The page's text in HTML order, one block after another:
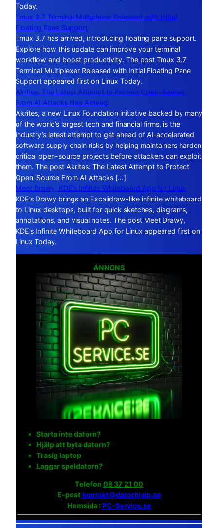
Today.
Tmux 3.7 Terminal Multiplexer Released with Initial
Floating Pane Support
Tmux 3.7 has arrived, introducing floating pane support.
Explore how this update can improve your terminal
workflow and boost productivity. The post Tmux 3.7
Terminal Multiplexer Released with Initial Floating Pane
Support appeared first on Linux Today.
Akrites: The Latest Attempt to Protect Open-Source
From AI Attacks Has Arrived
Akrites, a new Linux Foundation initiative backed by many
of the world’s largest tech and financial firms, is the
industry’s latest attempt to get ahead of AI‑accelerated
software supply chain risks by helping maintainers harden
critical open-source projects before attackers can exploit
them. The post Akrites: The Latest Attempt to Protect
Open-Source From AI Attacks […]
Meet Drawy, KDE’s Infinite Whiteboard App for Linux
KDE’s Drawy brings an Excalidraw-like infinite whiteboard
to Linux desktops, built for quick sketches, diagrams,
annotations, and visual notes. The post Meet Drawy,
KDE’s Infinite Whiteboard App for Linux appeared first on
Linux Today.
ANNONS
Starta inte datorn?
Hjälp att byta datorn?
Trasig laptop
Laggar speldatorn?
Telefon 08 37 21 00
E-post kontakt@datorhjalp.se
Hemsida :PC-Service.se